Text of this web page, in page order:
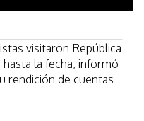
visitaron República
la fecha, informó
rendición de cuentas